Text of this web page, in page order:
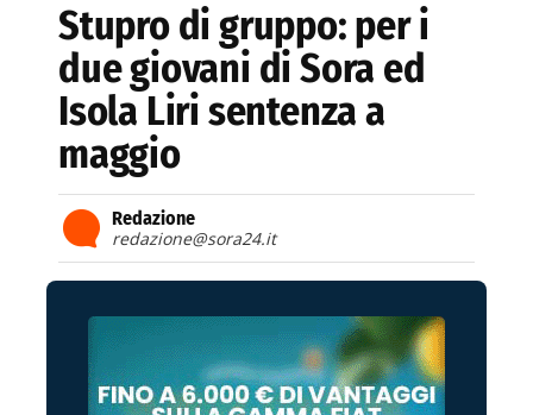
Stupro di gruppo: per i
due giovani di Sora ed
Isola Liri sentenza a
maggio
Redazione
redazione@sora24.it